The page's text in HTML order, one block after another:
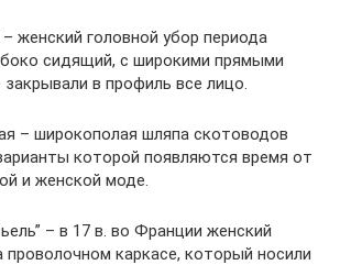
женский головной убор периода
сидящий, с широкими прямыми
в профиль все лицо.
– широкополая шляпа скотоводов
которой появляются время от
и женской моде.
– в 17 в. во Франции женский
проволочном каркасе, который носили